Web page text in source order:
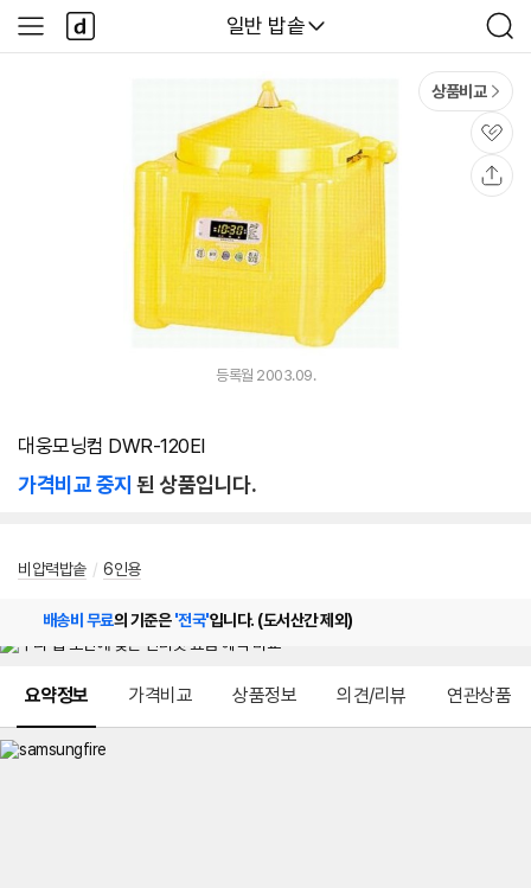
다나와
일반 밥솥
검
색
사
이
다
나
와
상품비교
관
심
등록월 2003.09.
대웅모닝컴 DWR-120EI
가격비교 중지 된 상품입니다.
비압력밥솥 / 6인용
배송비 무료의 기준은'전국'입니다. (도서산간 제외)
요약정보 가격비교 상품정보 의견/리뷰 연관상품